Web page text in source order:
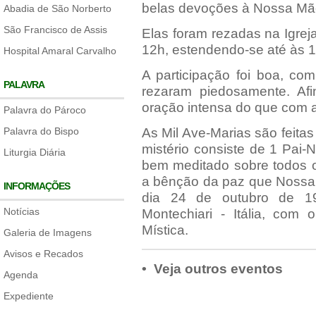
Abadia de São Norberto
São Francisco de Assis
Hospital Amaral Carvalho
PALAVRA
Palavra do Pároco
Palavra do Bispo
Liturgia Diária
INFORMAÇÕES
Notícias
Galeria de Imagens
Avisos e Recados
Agenda
Expediente
belas devoções à Nossa
Elas foram rezadas na
12h, estendendo-se até às
A participação foi boa,
rezaram piedosamente.
oração intensa do que com
As Mil Ave-Marias são
mistério consiste de 1 Pai-
bem meditado sobre todos
a bênção da paz que
dia 24 de outubro de
Montechiari - Itália, com
Mística.
• Veja outros eventos